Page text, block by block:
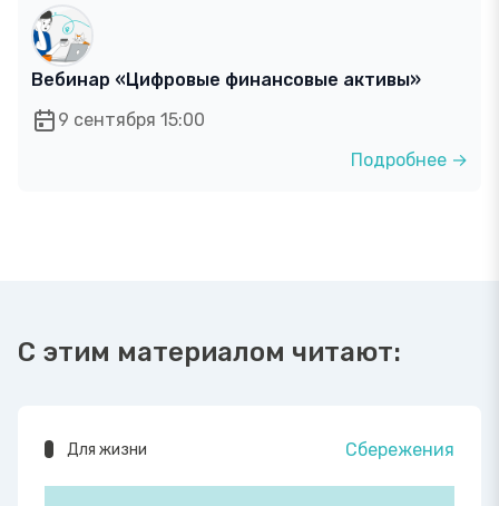
Вебинар «Цифровые финансовые активы»
9 сентября 15:00
Подробнее →
С этим материалом читают:
Для жизни Сбережения